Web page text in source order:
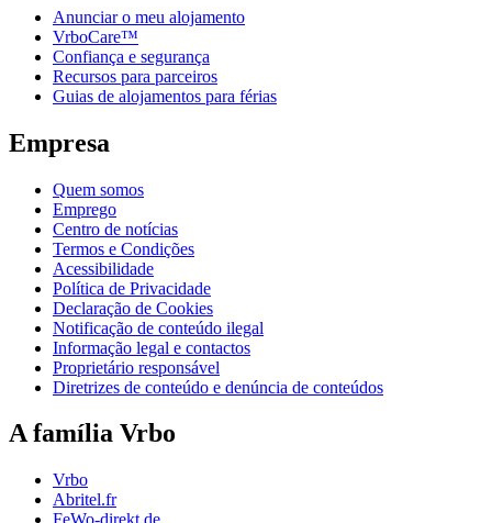
Anunciar o meu alojamento
VrboCare™
Confiança e segurança
Recursos para parceiros
Guias de alojamentos para férias
Empresa
Quem somos
Emprego
Centro de notícias
Termos e Condições
Acessibilidade
Política de Privacidade
Declaração de Cookies
Notificação de conteúdo ilegal
Informação legal e contactos
Proprietário responsável
Diretrizes de conteúdo e denúncia de conteúdos
A família Vrbo
Vrbo
Abritel.fr